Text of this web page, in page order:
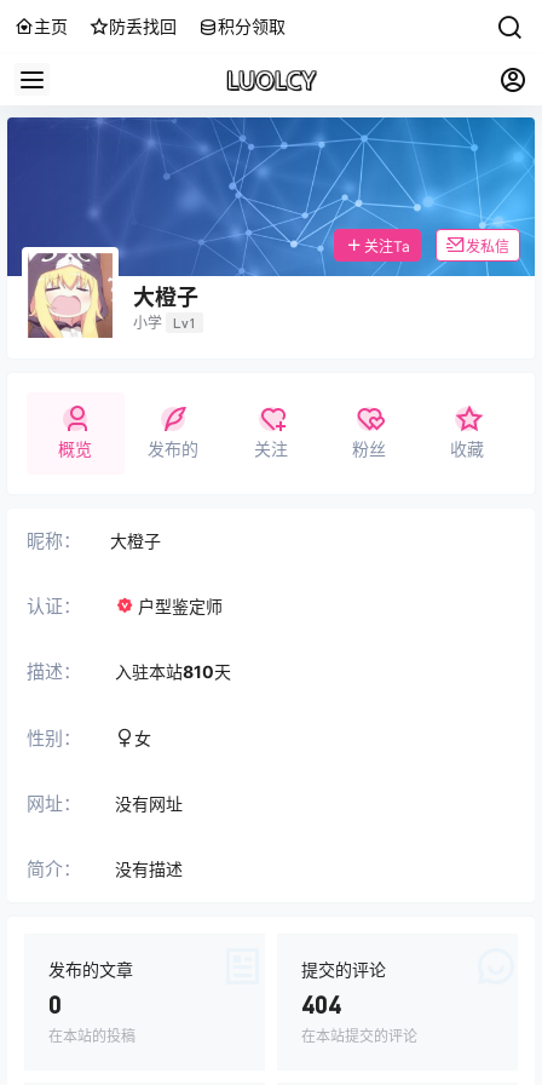
主页 防丢找回 积分领取
大橙子
小学 Lv1
关注Ta 发私信
概览 发布的 关注 粉丝 收藏
昵称： 大橙子
认证： 户型鉴定师
描述： 入驻本站810天
性别： 女
网址： 没有网址
简介： 没有描述
发布的文章
0
在本站的投稿
提交的评论
404
在本站提交的评论